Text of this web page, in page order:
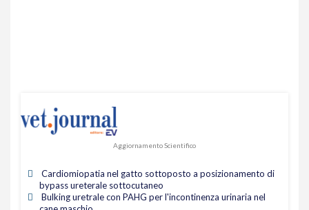
Aggiornamento Scientifico
Cardiomiopatia nel gatto sottoposto a posizionamento di
bypass ureterale sottocutaneo
Bulking uretrale con PAHG per l'incontinenza urinaria nel